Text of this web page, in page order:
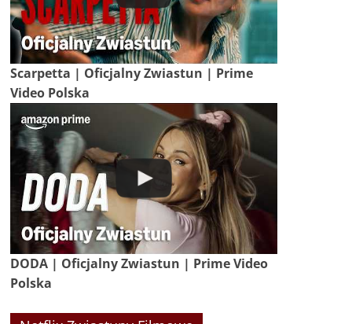
Scarpetta | Oficjalny Zwiastun | Prime
Video Polska
DODA | Oficjalny Zwiastun | Prime Video
Polska